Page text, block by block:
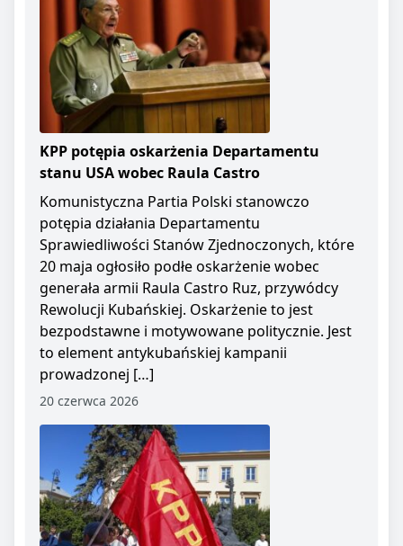
KPP potępia oskarżenia Departamentu
stanu USA wobec Raula Castro
Komunistyczna Partia Polski stanowczo
potępia działania Departamentu
Sprawiedliwości Stanów Zjednoczonych, które
20 maja ogłosiło podłe oskarżenie wobec
generała armii Raula Castro Ruz, przywódcy
Rewolucji Kubańskiej. Oskarżenie to jest
bezpodstawne i motywowane politycznie. Jest
to element antykubańskiej kampanii
prowadzonej […]
20 czerwca 2026